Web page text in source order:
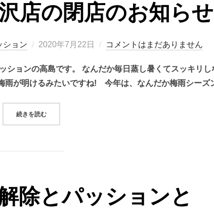
店の閉店のお知らせ
ション
投
日:
2020年7月22日 コメントはまだありません
ョンの高島です。 なんだか毎日蒸し暑くてスッキリし
雨が明けるみたいですね! 今年は、なんだか梅雨シー
続きを読む“【お知らせ】駒沢店の閉店のお知らせ”
除とパッションと